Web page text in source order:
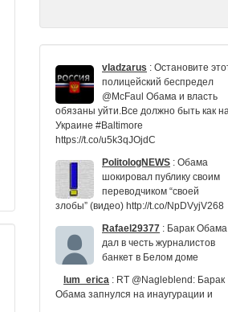
vladzarus : Остановите
полицейский беспредел
@McFaul Обама и власть
обязаны уйти.Все должно быть как
Украине #Baltimore
https://t.co/u5k3qJOjdC
PolitologNEWS : Обама
шокировал публику своим
переводчиком “своей
злобы” (видео) http://t.co/NpDVyjV268
Rafael29377 : Барак Обама
дал в честь журналистов
банкет в Белом доме
lum_erica : RT @Nagleblend: Барак
Обама запнулся на инаугурации и